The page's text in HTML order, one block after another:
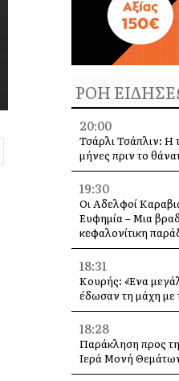
ΡΟΗ
20:00
Τσάρλι Τσάπλιν: Η
μήνες πριν το
19:30
Οι Αδελφοί
Ευφημία – Μια
κεφαλονίτικη
18:31
Κουρής: «Ένα
έδωσαν τη μάχη με
18:28
Παράκληση προς
Ιερά Μονή